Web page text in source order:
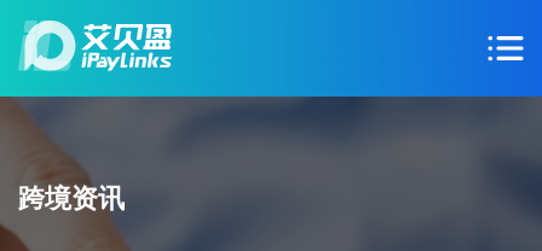
跨境资讯